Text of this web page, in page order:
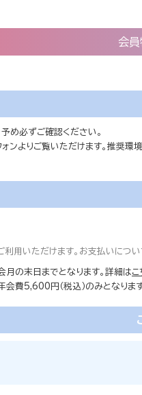
会
め必ずご確認ください。
ォンよりご覧いただけます。推奨環
ご利用いただけます。お支払いにつ
の末日までとなります。詳細はこ
費5,600円（税込）のみとなります